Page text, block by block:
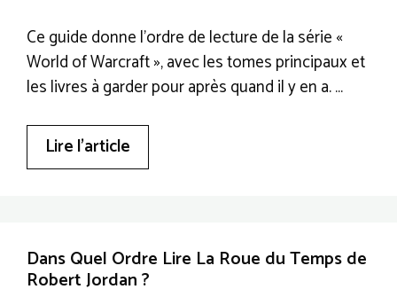
Ce guide donne l’ordre de lecture de la série «
World of Warcraft », avec les tomes principaux et
les livres à garder pour après quand il y en a. …
Lire l’article
Dans Quel Ordre Lire La Roue du Temps de
Robert Jordan ?